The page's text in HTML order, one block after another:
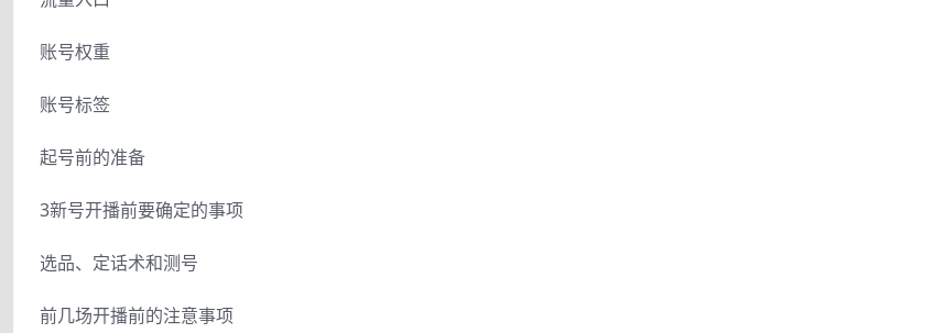
账号权重
账号标签
起号前的准备
3新号开播前要确定的事项
选品、定话术和测号
前几场开播前的注意事项